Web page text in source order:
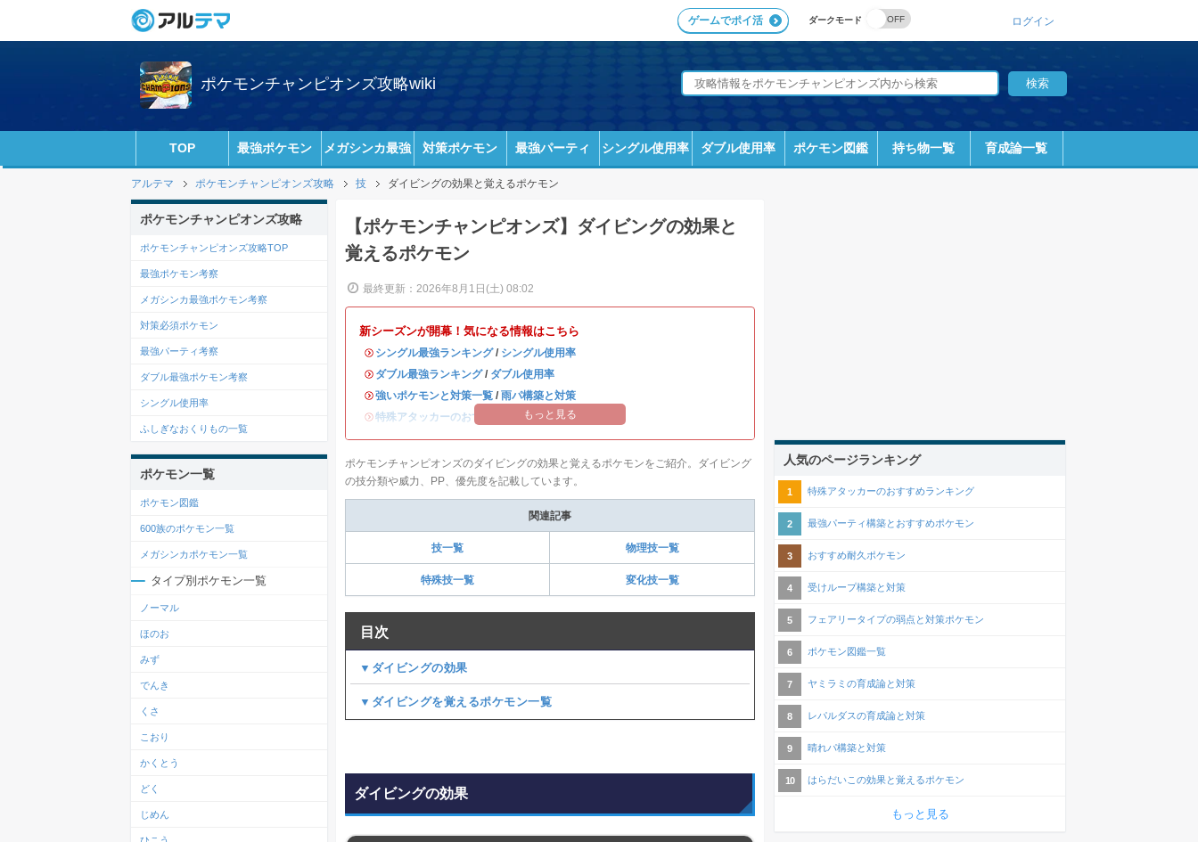
ダークモード
ゲームでポイ活 ログイン
ポケモンチャンピオンズ攻略wiki
TOP 最強ポケモン メガシンカ最強 対策ポケモン 最強パーティ シングル使用率 ダブル使用率 ポケモン図鑑 持ち物一覧 育成論一覧
アルテマ ポケモンチャンピオンズ攻略 技 ダイビングの効果と覚えるポケモン
【ポケモンチャンピオンズ】ダイビングの効果と
覚えるポケモン
最終更新：2026年8月1日(土) 08:02
新シーズンが開幕！気になる情報はこちら
・ シングル最強ランキング/ シングル使用率
・ ダブル最強ランキング/ ダブル使用率
・強いポケモンと対策一覧 / 雨パ構築と対策
・特殊アタッカーのおすすめランキング
もっと見る
ポケモンチャンピオンズのダイビングの効果と覚えるポケモンをご紹介。ダイビング
の技分類や威力、PP、優先度を記載しています。
関連記事
技一覧 物理技一覧
特殊技一覧 変化技一覧
目次
▼ダイビングの効果
▼ダイビングを覚えるポケモン一覧
ダイビングの効果
ポケモンチャンピオンズ攻略
ポケモンチャンピオンズ攻略TOP
最強ポケモン考察
メガシンカ最強ポケモン考察
対策必須ポケモン
最強パーティ考察
ダブル最強ポケモン考察
シングル使用率
ふしぎなおくりもの一覧
ポケモン一覧
ポケモン図鑑
600族のポケモン一覧
メガシンカポケモン一覧
タイプ別ポケモン一覧
ノーマル
ほのお
みず
でんき
くさ
こおり
かくとう
どく
じめん
人気のページランキング
特殊アタッカーのおすすめランキング
最強パーティ構築とおすすめポケモン
おすすめ耐久ポケモン
受けループ構築と対策
フェアリータイプの弱点と対策ポケモン
ポケモン図鑑一覧
ヤミラミの育成論と対策
レパルダスの育成論と対策
晴れパ構築と対策
はらだいこの効果と覚えるポケモン
もっと見る